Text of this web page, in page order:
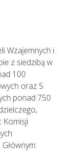
Wzajemnych i
z siedzibą w
100
oraz 5
ponad 750
Komisji